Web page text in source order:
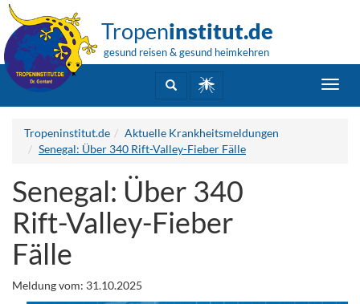
Tropeninstitut.de
gesund reisen & gesund heimkehren
Tropeninstitut.de
Aktuelle Krankheitsmeldungen
Senegal: Über 340 Rift-Valley-Fieber Fälle
Senegal: Über 340
Rift-Valley-Fieber
Fälle
Meldung vom: 31.10.2025